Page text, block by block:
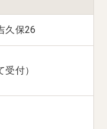
久保26
付）